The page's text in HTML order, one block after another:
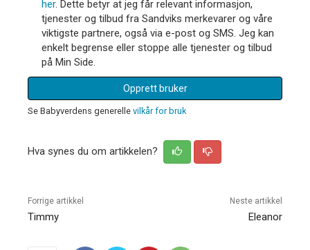
her. Dette betyr at jeg får relevant informasjon,
tjenester og tilbud fra Sandviks merkevarer og våre
viktigste partnere, også via e-post og SMS. Jeg kan
enkelt begrense eller stoppe alle tjenester og tilbud
på Min Side.
Opprett bruker
Se Babyverdens generelle vilkår for bruk
Hva synes du om artikkelen?
Forrige artikkel
Timmy
Neste artikkel
Eleanor